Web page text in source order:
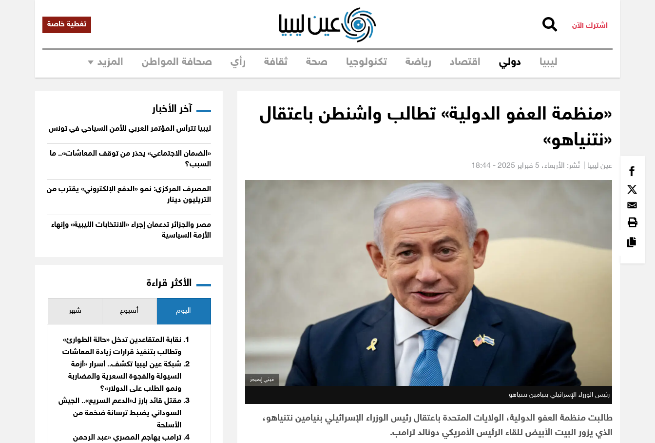
اشترك الآن تغطية خاصة
ليبيا دولي اقتصاد رياضة تكنولوجيا صحة ثقافة رأي صحافة المواطن المزيد
«منظمة العفو الدولية» تطالب واشنطن باعتقال
«نتنياهو»
عين ليبيا | نُشر: الأربعاء،
غيتي إيميجز
رئيس الوزراء الإسرائيلي بنيامين نتنياهو
طالبت منظمة العفو الدولية، الولايات المتحدة باعتقال رئيس الوزراء الإسرائيلي بنيامين نتنياهو،
الذي يزور البيت الأبيض للقاء الرئيس الأمريكي دونالد ترامب.
آخر الأخبار
ليبيا تترأس المؤتمر العربي للأمن السياحي في تونس
«الضمان الاجتماعي» يحذر من توقف المعاشات».. ما
السبب؟
المصرف المركزي: نمو «الدفع الإلكتروني» يقترب من
التريليون دينار
مصر والجزائر تدعمان إجراء «الانتخابات الليبية» وإنهاء
الأزمة السياسية
الأكثر قراءة
اليوم أسبوع شهر
نقابة المتقاعدين تدخل «حالة الطوارئ»
وتطالب بتنفيذ قرارات زيادة المعاشات
شبكة عين ليبيا تكشف.. أسرار «أزمة
السيولة والفجوة السعرية والمضاربة
ونمو الطلب على الدولار»؟
مقتل قائد بارز لـ«الدعم السريع».. الجيش
السوداني يضبط ترسانة ضخمة من
الأسلحة
ترامب يهاجم المصري «عبد الرحمن